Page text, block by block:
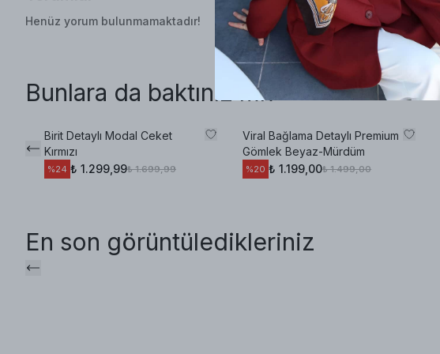
Henüz yorum bulunmamaktadır!
Bunlara da baktınız mı?
Birit Detaylı Modal Ceket
Kırmızı
%24 ₺ 1.299,99₺ 1.699,99
Viral Bağlama Detaylı Premium
Gömlek Beyaz-Mürdüm
%20 ₺ 1.199,00₺ 1.499,00
En son görüntüledikleriniz